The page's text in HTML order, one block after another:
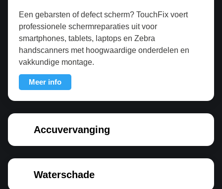
Een gebarsten of defect scherm? TouchFix voert
professionele schermreparaties uit voor
smartphones, tablets, laptops en Zebra
handscanners met hoogwaardige onderdelen en
vakkundige montage.
Meer info
Accuvervanging
Waterschade